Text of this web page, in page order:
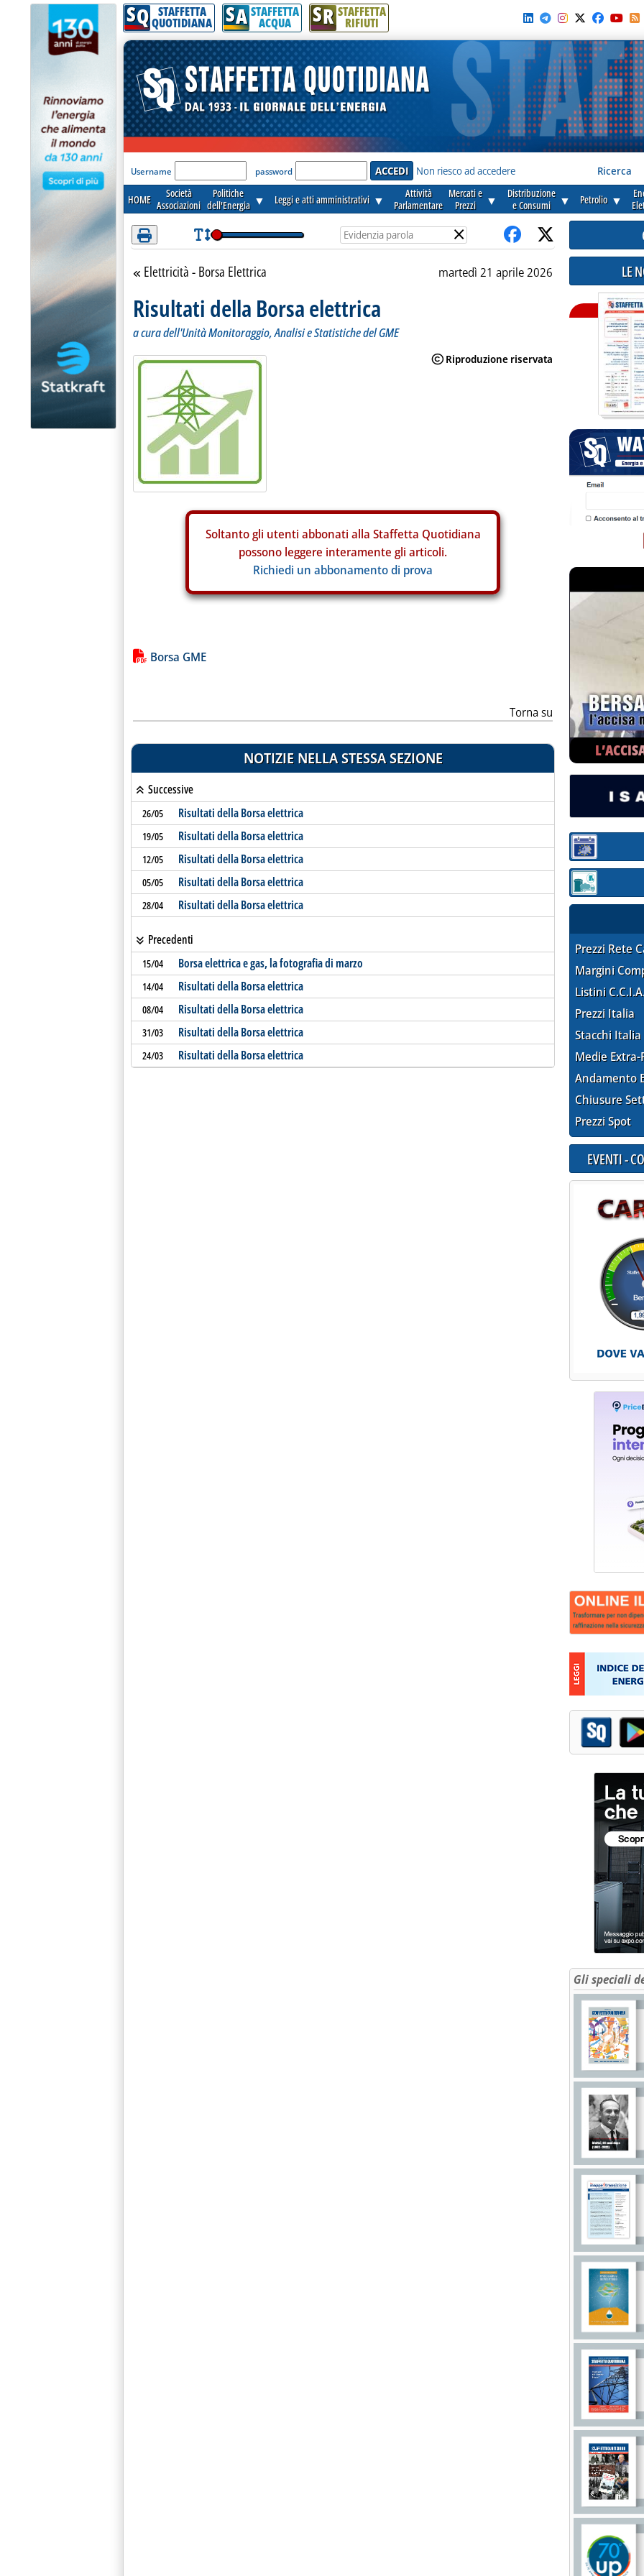
Attenzione! Esegui l'accesso per lèggere interamente la notizia.
SQ STAFFETTA
QUOTIDIANA SA STAFFETTA
ACQUA SR STAFFETTA
RIFIUTI
'Modulo Login per accedere'
Username password Non riesco ad accedere Ricerca
HOME
Società
Associazioni
Politiche
dell'Energia ▼ Leggi e atti amministrativi ▼
Attività
Parlamentare
Mercati e
Prezzi
▼
Distribuzione
e Consumi
▼ Petrolio ▼
×
Torna alla sezione
Elettricità - Borsa Elettrica martedì 21 aprile 2026
Risultati della Borsa elettrica
a cura dell'Unità Monitoraggio, Analisi e Statistiche del GME
Soltanto gli utenti abbonati alla Staffetta Quotidiana
possono leggere interamente gli articoli.
Richiedi un abbonamento di prova
Lista allegati PDF alla notizia
Borsa GME
Torna su
NOTIZIE NELLA STESSA SEZIONE
Successive
26/05 Risultati della Borsa elettrica
19/05 Risultati della Borsa elettrica
12/05 Risultati della Borsa elettrica
05/05 Risultati della Borsa elettrica
28/04 Risultati della Borsa elettrica
Precedenti
15/04 Borsa elettrica e gas, la fotografia di marzo
14/04 Risultati della Borsa elettrica
08/04 Risultati della Borsa elettrica
31/03 Risultati della Borsa elettrica
24/03 Risultati della Borsa elettrica
LE
Sezione:
Sezione:
Prezzi Rete
Margini
Listini
Prezzi Italia
Stacchi Italia
Medie Extra-
Andamento
Chiusure
Prezzi Spot
EVENTI -
Gli speciali